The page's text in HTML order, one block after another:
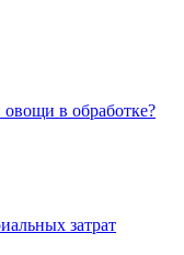
в обработке?
затрат